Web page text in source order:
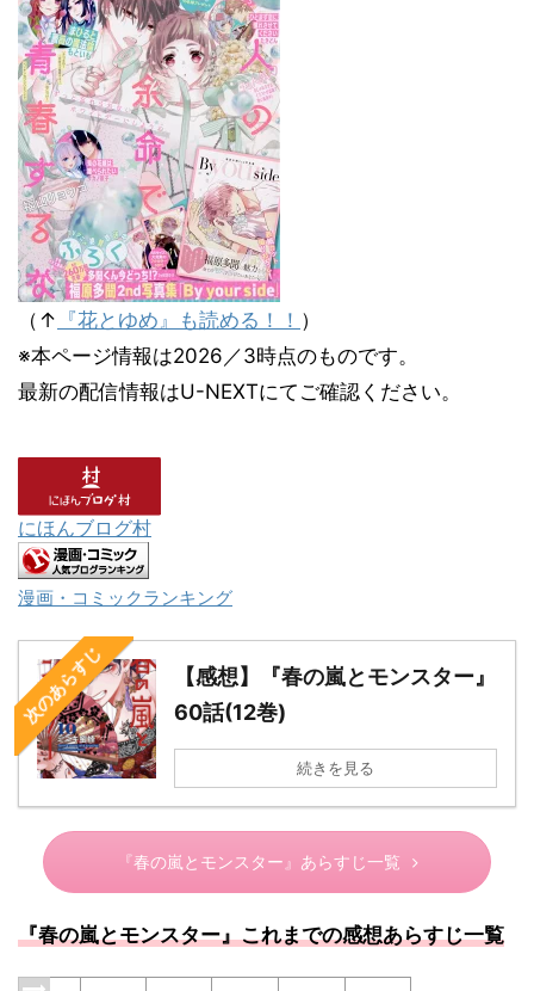
（↑ 『花とゆめ』も読める！！ ）
※本ページ情報は2026／3時点のものです。
最新の配信情報はU-NEXTにてご確認ください。
にほんブログ村
漫画・コミックランキング
次のあらすじ
【感想】『春の嵐とモンスター』
60話(12巻)
続きを見る
『春の嵐とモンスター』あらすじ一覧
『春の嵐とモンスター』これまでの感想あらすじ一覧